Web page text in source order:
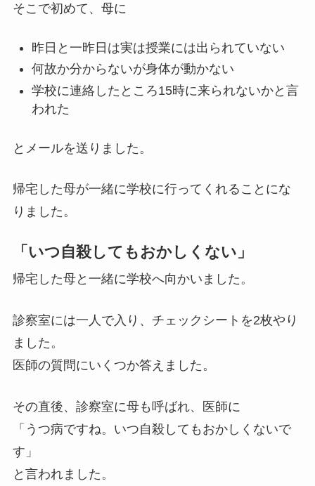
そこで初めて、母に
昨日と一昨日は実は授業には出られていない
何故か分からないが身体が動かない
学校に連絡したところ15時に来られないかと言
われた
とメールを送りました。
帰宅した母が一緒に学校に行ってくれることにな
りました。
「いつ自殺してもおかしくない」
帰宅した母と一緒に学校へ向かいました。
診察室には一人で入り、チェックシートを2枚やり
ました。
医師の質問にいくつか答えました。
その直後、診察室に母も呼ばれ、医師に
「うつ病ですね。いつ自殺してもおかしくないで
す」
と言われました。